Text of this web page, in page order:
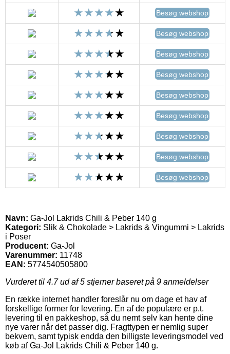
Besøg webshop
Besøg webshop
Besøg webshop
Besøg webshop
Besøg webshop
Besøg webshop
Besøg webshop
Besøg webshop
Besøg webshop
Navn: Ga-Jol Lakrids Chili & Peber 140 g
Kategori: Slik & Chokolade > Lakrids & Vingummi > Lakrids
i Poser
Producent: Ga-Jol
Varenummer: 11748
EAN: 5774540505800
Vurderet til 4.7ud af 5 stjerner baseret på 9 anmeldelser
En række internet handler foreslår nu om dage et hav af
forskellige former for levering. En af de populære er p.t.
levering til en pakkeshop, så du nemt selv kan hente dine
nye varer når det passer dig. Fragttypen er nemlig super
bekvem, samt typisk endda den billigste leveringsmodel ved
køb af Ga-Jol Lakrids Chili & Peber 140 g.